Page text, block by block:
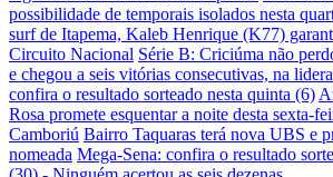
possibilidade de temporais isolados nesta
surf de Itapema, Kaleb Henrique (K77)
Circuito Nacional Série B: Criciúma não
e chegou a seis vitórias consecutivas, na
confira o resultado sorteado nesta quinta (6)
Rosa promete esquentar a noite desta sexta-
Camboriú Bairro Taquaras terá nova UBS e
nomeada Mega-Sena: confira o resultado